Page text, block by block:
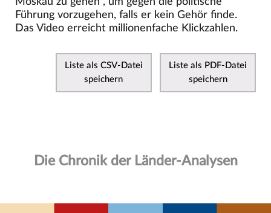
Führung vorzugehen, falls er kein Gehör finde.
Das Video erreicht millionenfache Klickzahlen.
Liste als CSV-Datei
speichern
Liste als PDF-Datei
speichern
Die Chronik der Länder-Analysen